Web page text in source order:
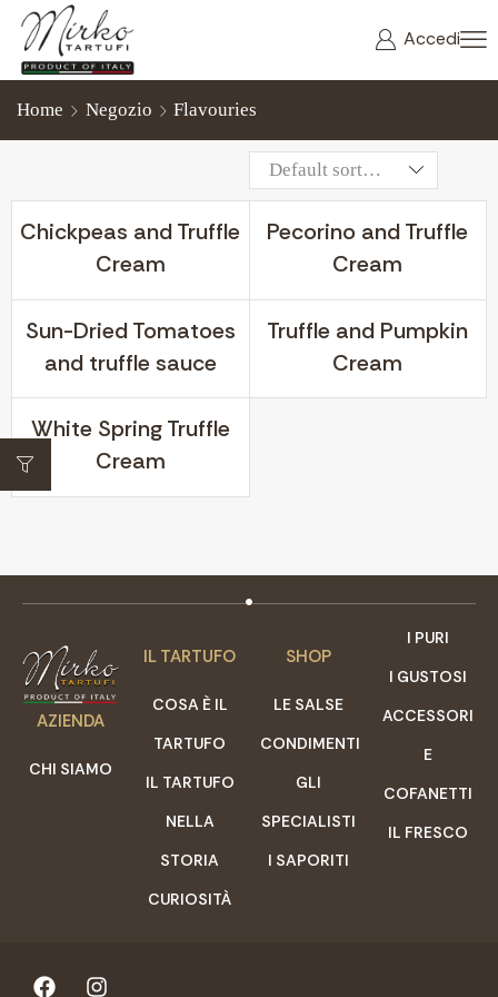
Accedi
Home Negozio Flavouries
Chickpeas and Truffle
Cream
Pecorino and Truffle
Cream
Sun-Dried Tomatoes
and truffle sauce
Truffle and Pumpkin
Cream
White Spring Truffle
Cream
AZIENDA
CHI SIAMO
IL TARTUFO
COSA È IL
TARTUFO
IL TARTUFO
NELLA
STORIA
CURIOSITÀ
SHOP
LE SALSE
CONDIMENTI
GLI
SPECIALISTI
I SAPORITI
I PURI
I GUSTOSI
ACCESSORI
E
COFANETTI
IL FRESCO